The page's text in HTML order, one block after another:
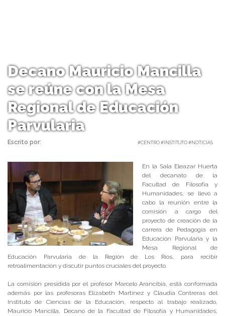
Decano Mauricio Mancilla
se reúne con la Mesa
Regional de Educación
Parvularia
Escrito por: #CENTRO #INSTITUTO #NOTICIAS
En la Sala Eleazar Huerta
del decanato de la
Facultad de Filosofía y
Humanidades, se llevó a
cabo la reunión entre la
comisión a cargo del
proyecto de creación de la
carrera de Pedagogía en
Educación Parvularia y la
Mesa Regional de
Educación Parvularia de la Región de Los Ríos, para recibir
retroalimentación y discutir puntos cruciales del proyecto.
La comisión presidida por el profesor Marcelo Arancibia, está conformada
además por las profesoras Elizabeth Martínez y Claudia Contreras del
Instituto de Ciencias de la Educación, respecto al trabajo realizado,
Mauricio Mancilla, Decano de la Facultad de Filosofía y Humanidades,